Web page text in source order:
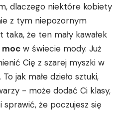
dlaczego niektóre kobiety​
z tym ‌niepozornym
że ten mały kawałek
moc ⁢w świecie mody. Już
Cię‍ z szarej ‍myszki w
. To jak małe‍ dzieło sztuki,
⁢-⁢ może dodać Ci klasy,
że poczujesz się‌